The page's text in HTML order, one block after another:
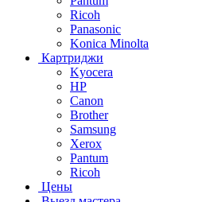
Ricoh
Panasonic
Konica Minolta
Картриджи
Kyocera
HP
Canon
Brother
Samsung
Xerox
Pantum
Ricoh
Цены